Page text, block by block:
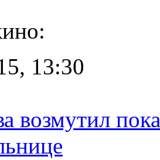
13:30
возмутил